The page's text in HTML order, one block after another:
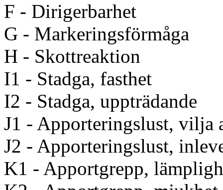
F - Dirigerbarhet
G - Markeringsförmåga
H - Skottreaktion
I1 - Stadga, fasthet
I2 - Stadga, uppträdande
J1 - Apporteringslust, vilja
J2 - Apporteringslust,
K1 - Apportgrepp,